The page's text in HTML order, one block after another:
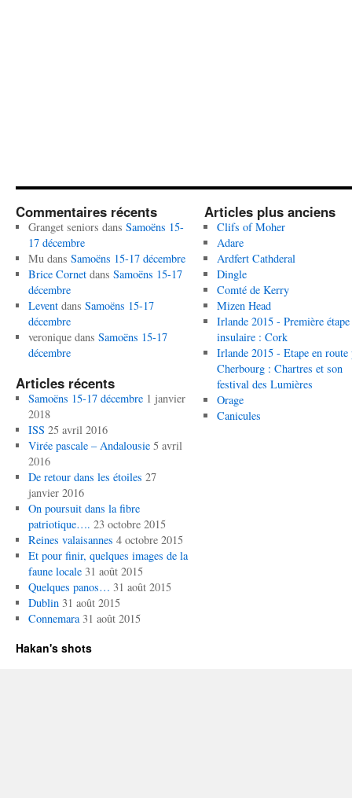
Commentaires récents
Granget seniors dans Samoëns 15-
17 décembre
Mudans Samoëns 15-17 décembre
Brice Cornetdans Samoëns 15-17
décembre
Leventdans Samoëns 15-17
décembre
veroniquedans Samoëns 15-17
décembre
Articles récents
Samoëns 15-17 décembre 1 janvier
2018
ISS 25 avril 2016
Virée pascale – Andalousie 5 avril
2016
De retour dans les étoiles 27
janvier 2016
On poursuit dans la fibre
patriotique…. 23 octobre 2015
Reines valaisannes 4 octobre 2015
Et pour finir, quelques images de la
faune locale 31 août 2015
Quelques panos… 31 août 2015
Dublin 31 août 2015
Connemara 31 août 2015
Articles plus anciens
Clifs of Moher
Adare
Ardfert Cathderal
Dingle
Comté de Kerry
Mizen Head
Irlande 2015 - Première étape
insulaire : Cork
Irlande 2015 - Etape en route
Cherbourg : Chartres et son
festival des Lumières
Orage
Canicules
Hakan's shots